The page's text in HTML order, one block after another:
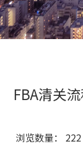
FBA清关
浏览数量： 222